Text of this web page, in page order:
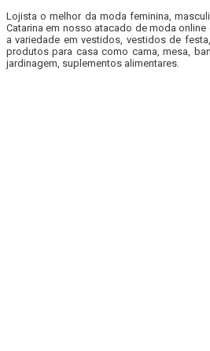
Lojista o melhor da moda feminina,
Catarina em nosso atacado de moda
a variedade em vestidos, vestidos de
produtos para casa como cama, mesa,
jardinagem, suplementos alimentares.